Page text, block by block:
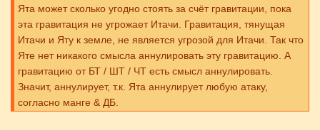
Ята может сколько угодно стоять за счёт гравитации, пока
эта гравитация не угрожает Итачи. Гравитация, тянущая
Итачи и Яту к земле, не является угрозой для Итачи. Так что
Яте нет никакого смысла аннулировать эту гравитацию. А
гравитацию от БТ / ШТ / ЧТ есть смысл аннулировать.
Значит, аннулирует, т.к. Ята аннулирует любую атаку,
согласно манге & ДБ.